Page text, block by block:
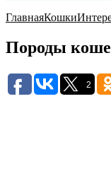
ГлавнаяКошки
Породы
2